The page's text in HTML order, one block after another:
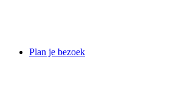
Plan je bezoek